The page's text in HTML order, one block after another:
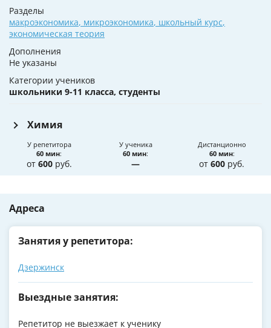
Разделы
макроэкономика, микроэкономика, школьный курс,
экономическая теория
Дополнения
Не указаны
Категории учеников
школьники 9-11 класса, студенты
Химия
У репетитора
60 мин:
от 600руб.
У ученика
60 мин:
—
Дистанционно
60 мин:
от600 руб.
Адреса
Занятия у репетитора:
Дзержинск
Выездные занятия:
Репетитор не выезжает к ученику